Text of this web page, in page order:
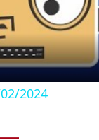
a
y
2024